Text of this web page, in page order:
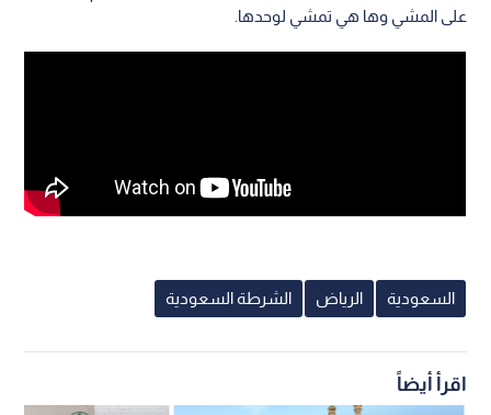
على المشي وها هي تمشي لوحدها.
السعودية الرياض الشرطة السعودية
اقرأ أيضاً